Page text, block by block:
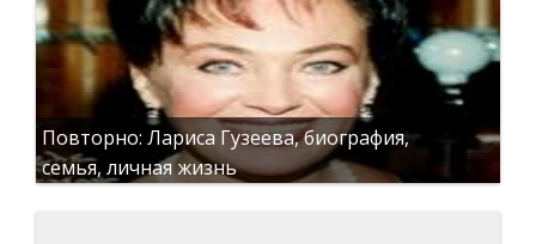
Повторно: Лариса Гузеева, биография,
семья, личная жизнь